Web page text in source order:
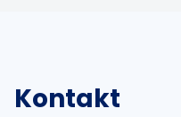
Kontakt